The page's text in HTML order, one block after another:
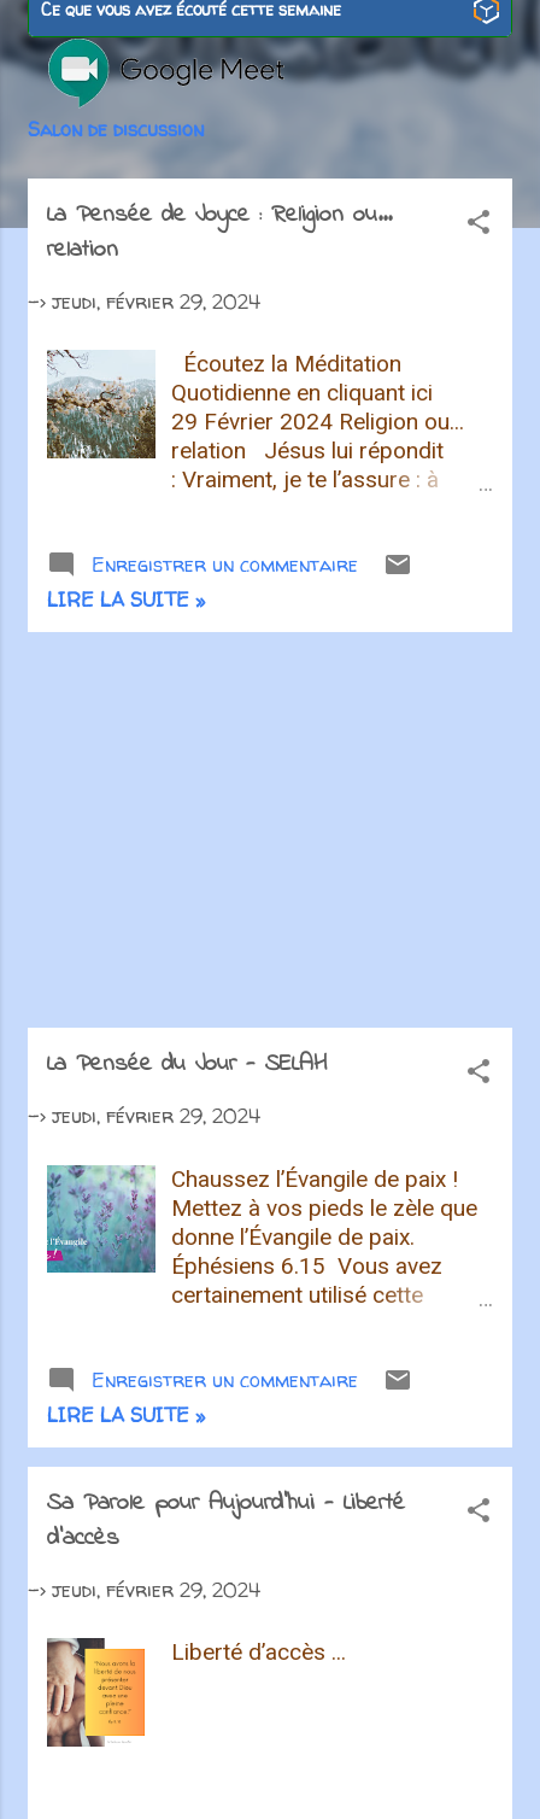
c
s
Ce que vous avez écouté cette semaine
Salon de discussion
La Pensée de Joyce : Religion ou...
relation
-> jeudi, février 29, 2024
Écoutez la Méditation
Quotidienne en cliquant ici
29 Février 2024 Religion ou...
relation Jésus lui répondit
: Vraiment, je te l’assure : à
royaume de Dieu. Jean 3.3
Bonjour ! Lorsque vous parlez
l'église ne fera pas de vous un
chrétien, pas plus qu'être a...
Enregistrer un commentaire
LIRE LA SUITE »
La Pensée du Jour - SELAH
-> jeudi, février 29, 2024
Chaussez l’Évangile de paix !
Mettez à vos pieds le zèle que
donne l’Évangile de paix.
Éphésiens 6.15 Vous avez
certainement utilisé cette
nous parle de l’état d’esprit de
quelqu’un qui se sent bien, qui
Paul Calzada Audio Vidéo Get
new posts by email: Subscribe
Enregistrer un commentaire
LIRE LA SUITE »
Sa Parole pour Aujourd'hui - Liberté
d’accès
-> jeudi, février 29, 2024
Liberté d’accès ...